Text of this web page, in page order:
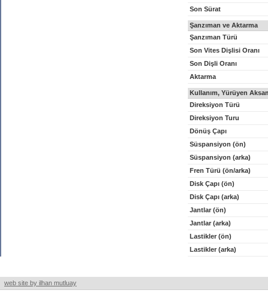
Son Sürat
Şanzıman ve Aktarma
Şanzıman Türü
Son Vites Dişlisi Oranı
Son Dişli Oranı
Aktarma
Kullanım, Yürüyen
Direksiyon Türü
Direksiyon Turu
Dönüş Çapı
Süspansiyon (ön)
Süspansiyon (arka)
Fren Türü (ön/arka)
Disk Çapı (ön)
Disk Çapı (arka)
Jantlar (ön)
Jantlar (arka)
Lastikler (ön)
Lastikler (arka)
web site by ilhan mutluay